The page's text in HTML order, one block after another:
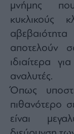
site
is
protected
by
reCAPTCHA
and
the
Google
Privacy
Policy
and
Terms
of
apply.
μνήμης
κυκλικούς
αποτελούν
ιδιαίτερα
αναλυτές.
Όπως
πιθανότερο
είναι